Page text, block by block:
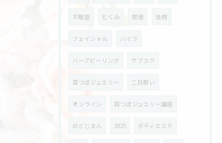
不眠症 むくみ 禁煙 性病
フェイシャル ハイフ
ハーブピーリング サブスク
耳つぼジュエリー 二日酔い
オンライン 耳つぼジュエリー講座
のどじまん 2025 ボディエステ